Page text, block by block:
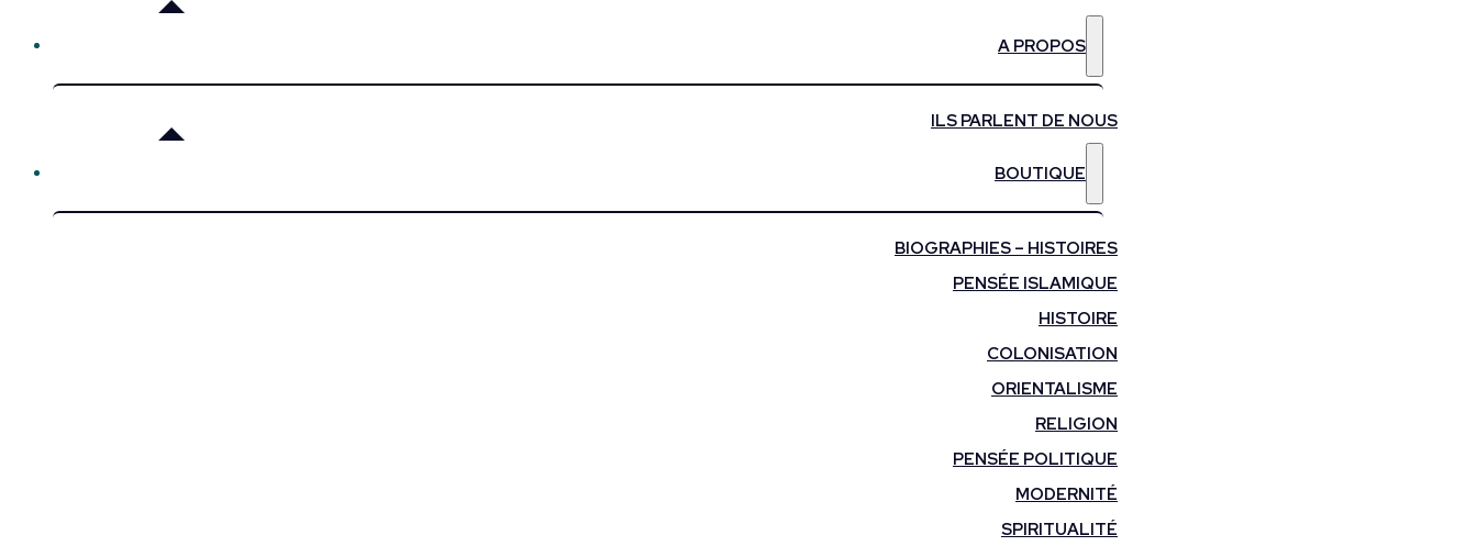
A PROPOS
ILS PARLENT DE NOUS
BOUTIQUE
BIOGRAPHIES – HISTOIRES
PENSÉE ISLAMIQUE
HISTOIRE
COLONISATION
ORIENTALISME
RELIGION
PENSÉE POLITIQUE
MODERNITÉ
SPIRITUALITÉ